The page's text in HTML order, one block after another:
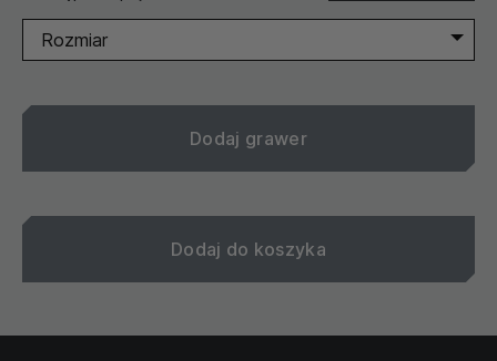
Rozmiar
Dodaj grawer
Dodaj do koszyka